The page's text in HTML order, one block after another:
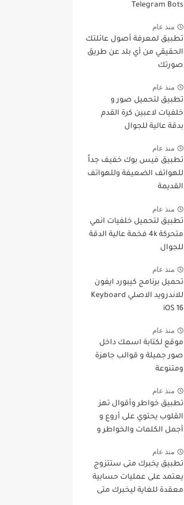
Telegram Bots
منذ عام
تطبيق لمعرفة أصول عائلتك
الحقيقي من أي بلد عن طريق
صورتك
منذ عام
تطبيق لتحميل صور و
خلفيات لاعبين كرة القدم
بدقة عالية للجوال
منذ عام
تطبيق فيس بوك خفيف جداً
للهواتف الضعيفة وللهواتف
القديمة
منذ عام
تطبيق لتحميل خلفيات انمي
متحركة 4k فخمة عالية الدقة
للجوال
منذ عام
تحميل برنامج كيبورد ايفون
للاندرويد الاصلي Keyboard
iOS 16
منذ عام
موقع لكتابة اسمك داخل
صور جميلة و قوالب جاهزة
ومتنوعة
منذ عام
تطبيق خواطر وأقوال تهز
القلوب يحتوي على أروع و
أجمل الكلمات والخواطر و
منذ عام
تطبيق يخبرك متى ستتزوج
يعتمد على عمليات حسابية
معقدة للغاية ليخبرك متى